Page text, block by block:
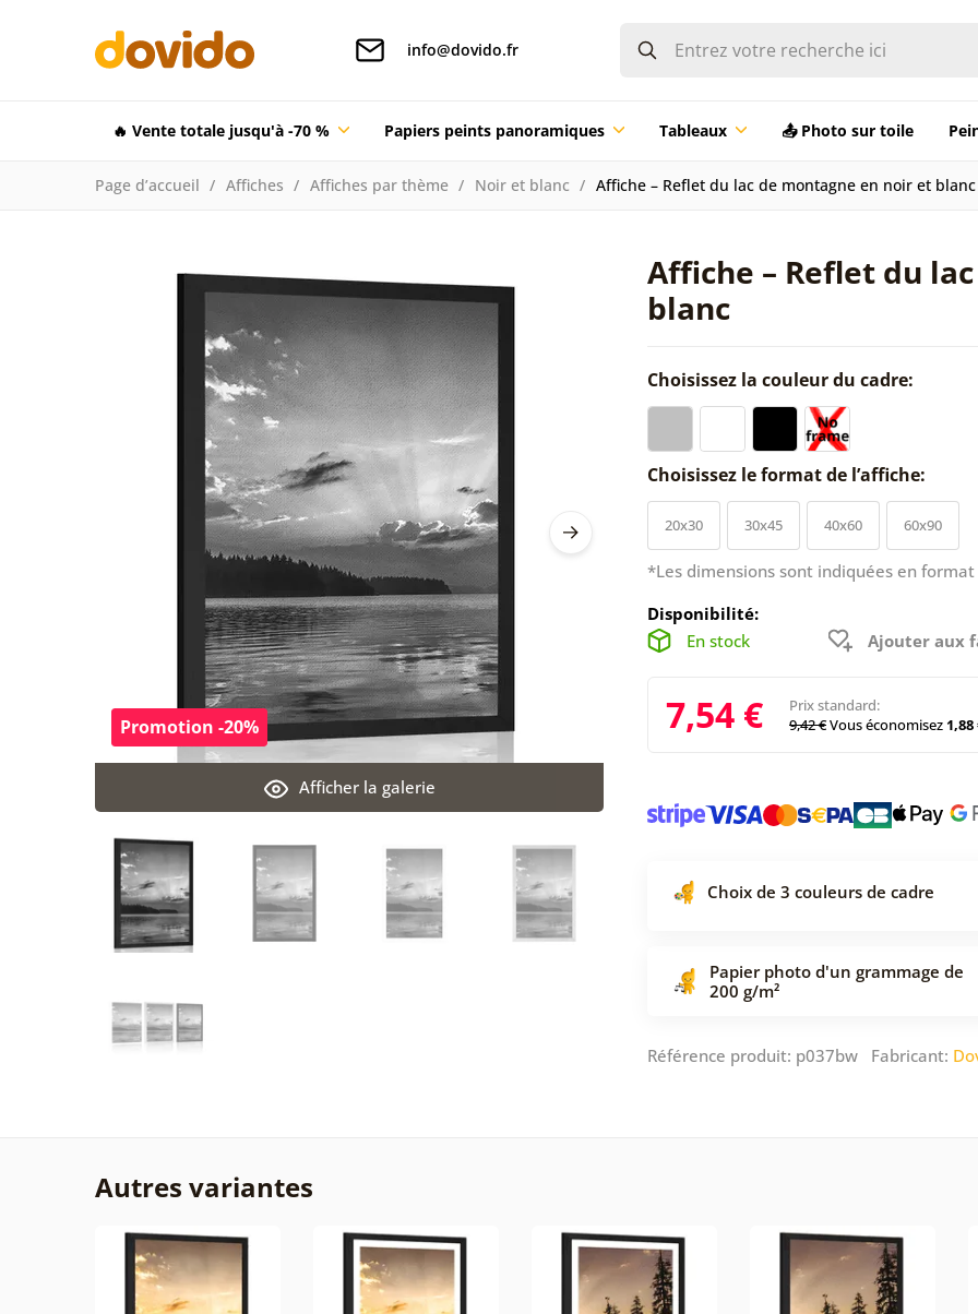
info@dovido.fr
🔥 Vente totale jusqu'à -70 % Papiers peints panoramiques Tableaux 📤 Photo sur toile
Page d’accueil Affiches Affiches par thème Noir et blanc Affiche – Reflet du lac de montagne en noir et blanc
Affiche – Reflet du
blanc
Afficher la galerie
Promotion -20%
Choisissez la couleur du cadre:
Choisissez le format de l’affiche:
20x30 30x45 40x60 60x90
*Les dimensions sont indiquées en
Disponibilité:
En stock
Ajouter aux
7,54 €
Prix standard:
9,42 €Vous économisez 1,88
Choix de 3 couleurs de cadre
Papier photo d'un grammage de
200 g/m²
Référence produit: p037bw Fabricant:
Autres variantes